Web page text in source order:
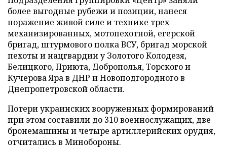
более выгодные рубежи и позиции, нанеся
поражение живой силе и технике трех
механизированных, мотопехотной, егерской
бригад, штурмового полка ВСУ, бригад морской
пехоты и нацгвардии у Золотого Колодезя,
Белицкого, Приюта, Доброполья, Торского и
Кучерова Яра в ДНР и Новоподгородного в
Днепропетровской области.
Потери украинских вооруженных формирований
при этом составили до 310 военнослужащих, две
бронемашины и четыре артиллерийских орудия,
отчитались в Минобороны.